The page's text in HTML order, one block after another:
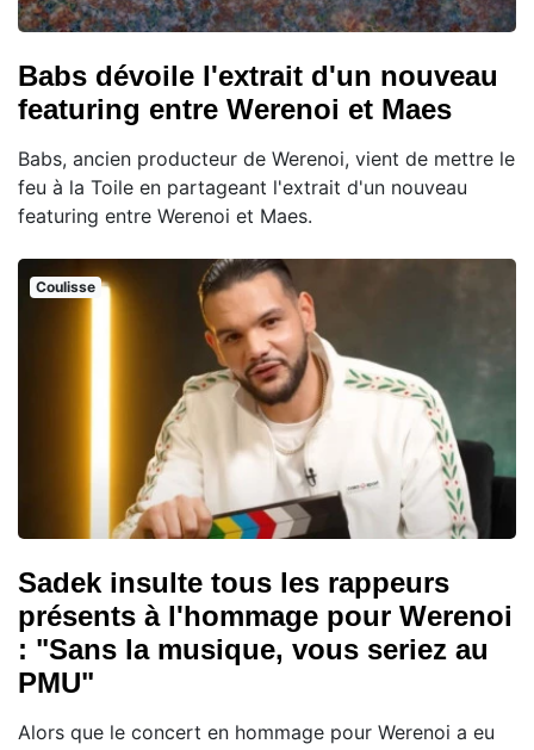
Babs dévoile l'extrait d'un nouveau
featuring entre Werenoi et Maes
Babs, ancien producteur de Werenoi, vient de mettre le
feu à la Toile en partageant l'extrait d'un nouveau
featuring entre Werenoi et Maes.
Coulisse
Sadek insulte tous les rappeurs
présents à l'hommage pour Werenoi
: "Sans la musique, vous seriez au
PMU"
Alors que le concert en hommage pour Werenoi a eu